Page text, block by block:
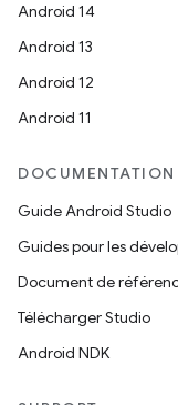
Android 14
Android 13
Android 12
Android 11
DOCUMENTATION
Guide Android Studio
Guides pour les
Document de
Télécharger Studio
Android NDK